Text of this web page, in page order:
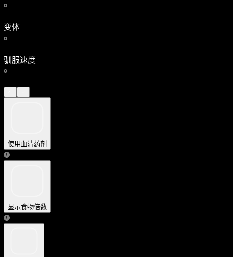
变体
驯服速度
使用血清药剂
显示食物倍数